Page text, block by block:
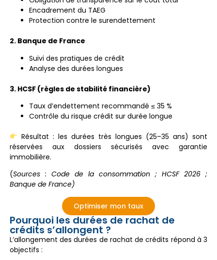
Encadrement du TAEG
Protection contre le surendettement
2. Banque de France
Suivi des pratiques de crédit
Analyse des durées longues
3. HCSF (règles de stabilité financière)
Taux d’endettement recommandé ≤ 35 %
Contrôle du risque crédit sur durée longue
Résultat : les durées très longues (25–35 ans) sont
réservées aux dossiers sécurisés avec garantie
immobilière.
(Sources : Code de la consommation ; HCSF 2026 ;
Banque de France)
Optimiser mon taux
Pourquoi les durées de rachat de
crédits s’allongent ?
L’allongement des durées de rachat de crédits répond à 3
objectifs :